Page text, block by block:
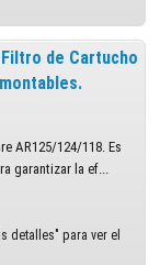
de Cartucho
AR125/124/118. Es
garantizar la ef...
detalles" para ver el